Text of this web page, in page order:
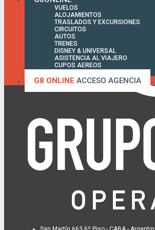
VUELOS
ALOJAMIENTOS
TRASLADOS Y EXCURSIONES
CIRCUITOS
AUTOS
TRENES
DISNEY & UNIVERSAL
ASISTENCIA AL VIAJERO
CUPOS AEREOS
G8 ONLINE ACCESO AGENCIA